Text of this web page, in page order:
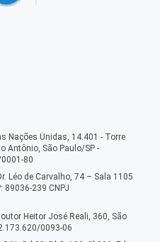
Nações Unidas, 14.401 - Torre
Antônio, São Paulo/SP -
80
Léo de Carvalho, 74 – Sala 1105
89036-239 CNPJ
Heitor José Reali, 360, São
0093-06